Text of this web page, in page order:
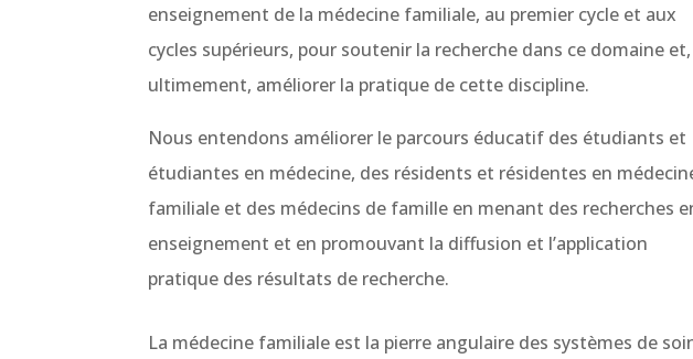
enseignement de la médecine familiale, au premier cycle et aux
cycles supérieurs, pour soutenir la recherche dans ce domaine et,
ultimement, améliorer la pratique de cette discipline.
Nous entendons améliorer le parcours éducatif des étudiants et
étudiantes en médecine, des résidents et résidentes en
familiale et des médecins de famille en menant des recherches
enseignement et en promouvant la diffusion et l’application
pratique des résultats de recherche.
La médecine familiale est la pierre angulaire des systèmes de